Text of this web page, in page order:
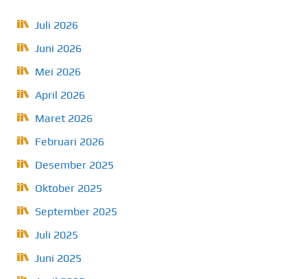
Juli 2026
Juni 2026
Mei 2026
April 2026
Maret 2026
Februari 2026
Desember 2025
Oktober 2025
September 2025
Juli 2025
Juni 2025